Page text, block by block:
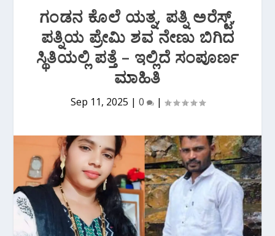
ಗಂಡನ ಕೊಲೆ ಯತ್ನ, ಪತ್ನಿ ಅರೆಸ್ಟ್,
ಪತ್ನಿಯ ಪ್ರೇಮಿ ಶವ ನೇಣು ಬಿಗಿದ
ಸ್ಥಿತಿಯಲ್ಲಿ ಪತ್ತೆ – ಇಲ್ಲಿದೆ ಸಂಪೂರ್ಣ
ಮಾಹಿತಿ
Sep 11, 2025 | 0 |